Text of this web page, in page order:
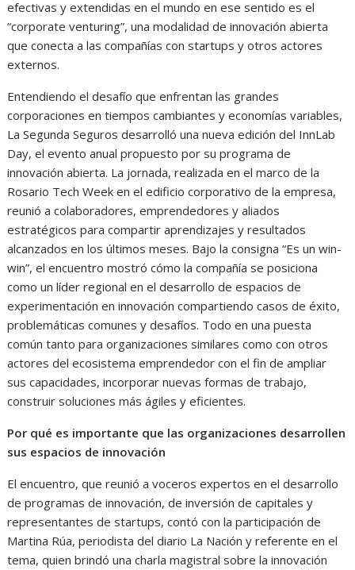
efectivas y extendidas en el mundo en ese sentido es el
“corporate venturing”, una modalidad de innovación abierta
que conecta a las compañías con startups y otros actores
externos.
Entendiendo el desafío que enfrentan las grandes
corporaciones en tiempos cambiantes y economías variables,
La Segunda Seguros desarrolló una nueva edición del InnLab
Day, el evento anual propuesto por su programa de
innovación abierta. La jornada, realizada en el marco de la
Rosario Tech Week en el edificio corporativo de la empresa,
reunió a colaboradores, emprendedores y aliados
estratégicos para compartir aprendizajes y resultados
alcanzados en los últimos meses. Bajo la consigna “Es un win-
win”, el encuentro mostró cómo la compañía se posiciona
como un líder regional en el desarrollo de espacios de
experimentación en innovación compartiendo casos de éxito,
problemáticas comunes y desafíos. Todo en una puesta
común tanto para organizaciones similares como con otros
actores del ecosistema emprendedor con el fin de ampliar
sus capacidades, incorporar nuevas formas de trabajo,
construir soluciones más ágiles y eficientes.
Por qué es importante que las organizaciones desarrollen
sus espacios de innovación
El encuentro, que reunió a voceros expertos en el desarrollo
de programas de innovación, de inversión de capitales y
representantes de startups, contó con la participación de
Martina Rúa, periodista del diario La Nación y referente en el
tema, quien brindó una charla magistral sobre la innovación